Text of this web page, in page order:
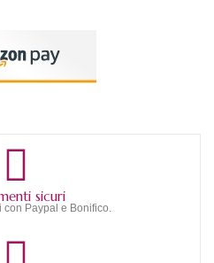
sicuri
con Paypal e Bonifico.